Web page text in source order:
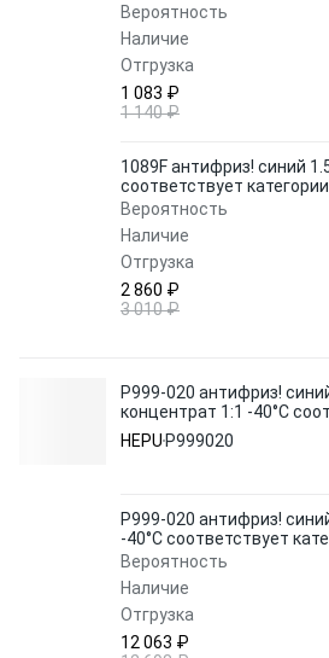
Вероятность
Наличие
Отгрузка
1 083 ₽
1 140 ₽
1089F антифриз! синий
соответствует
Вероятность
Наличие
Отгрузка
2 860 ₽
3 010 ₽
P999-020 антифриз!
концентрат 1:1 -40°C
категории G11\
HEPU P999020
P999-020 антифриз!
-40°C соответствует
Вероятность
Наличие
Отгрузка
12 063 ₽